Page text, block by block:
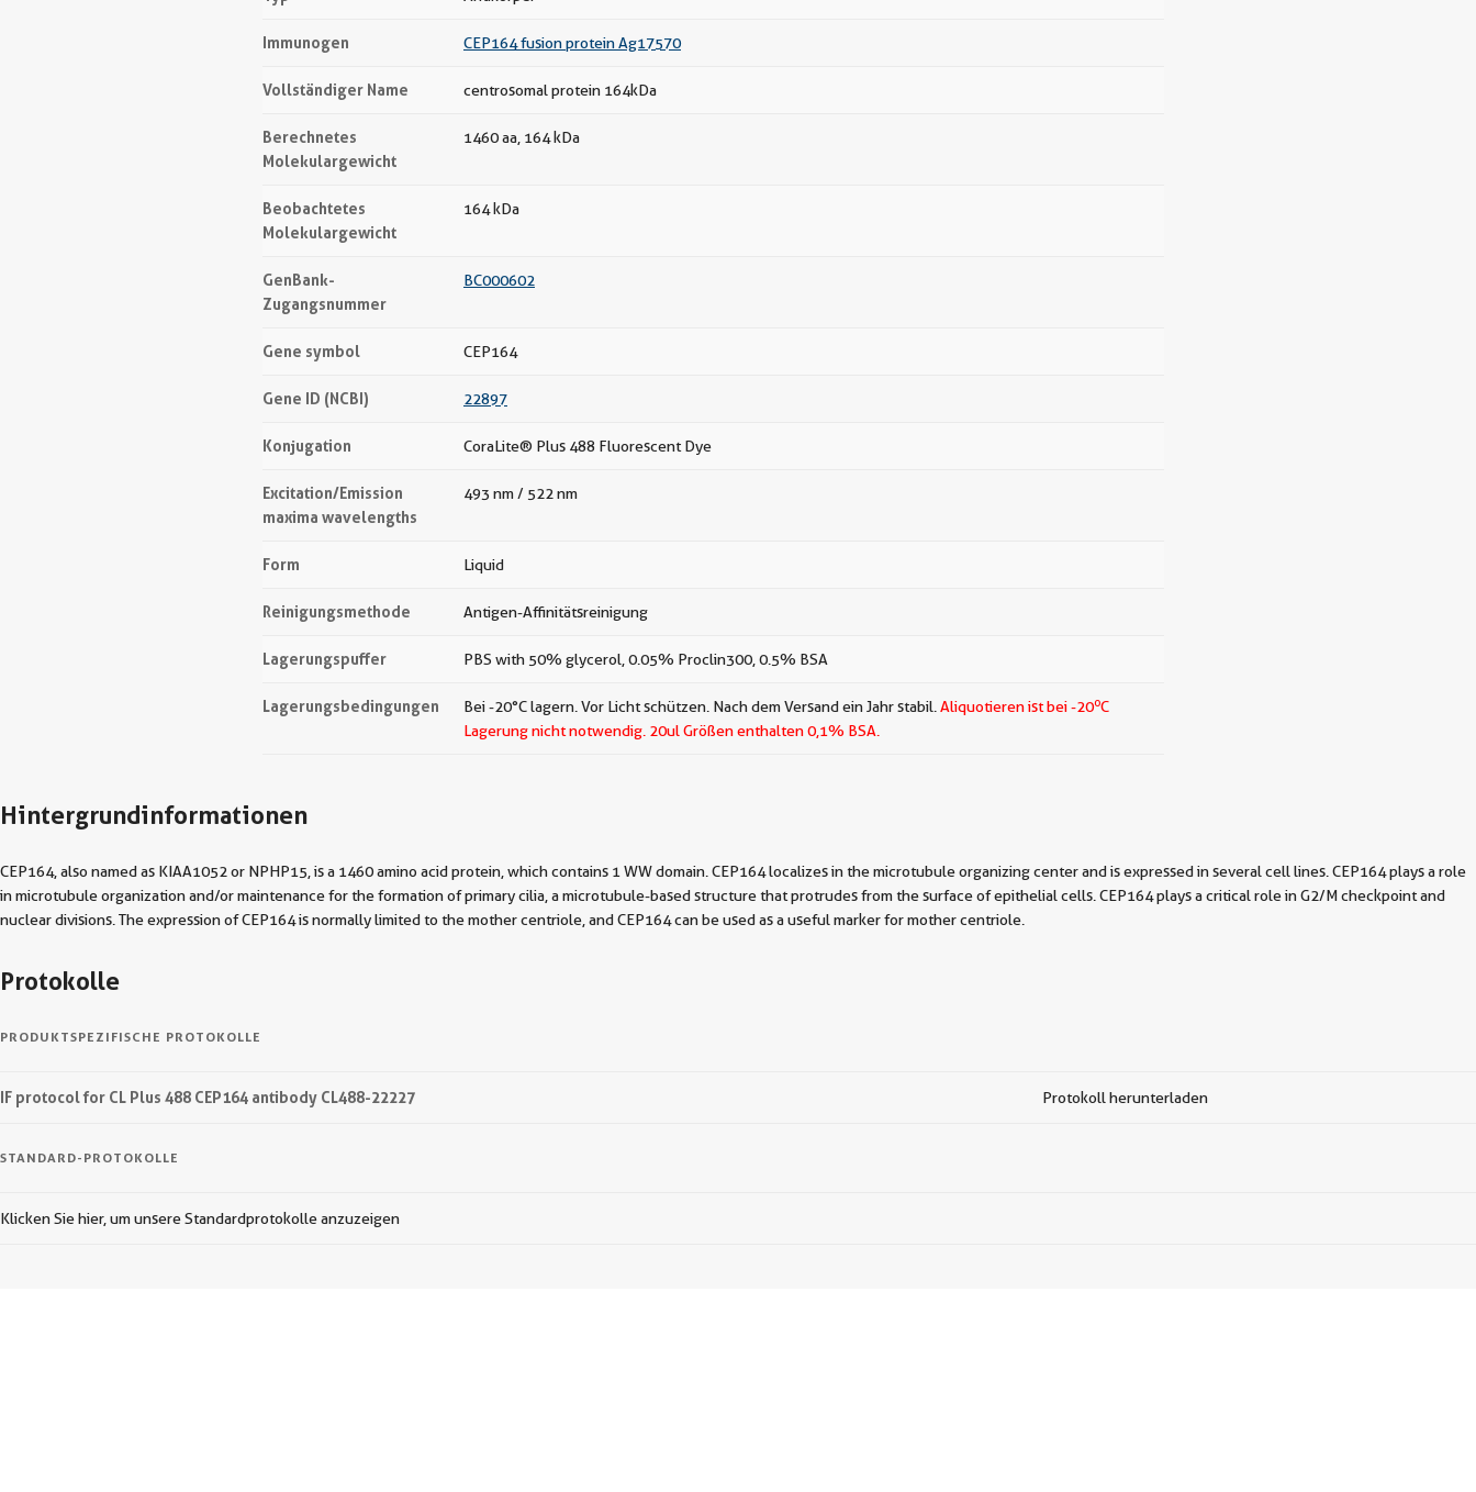
Immunogen CEP164 fusion protein Ag17570
Vollständiger Name centrosomal protein 164kDa
Berechnetes
Molekulargewicht
1460 aa, 164 kDa
Beobachtetes
Molekulargewicht
164 kDa
GenBank-
Zugangsnummer
BC000602
Gene symbol CEP164
Gene ID (NCBI) 22897
Konjugation CoraLite® Plus 488 Fluorescent Dye
Excitation/Emission
maxima wavelengths
493 nm / 522 nm
Form Liquid
Reinigungsmethode Antigen-Affinitätsreinigung
Lagerungspuffer PBS with 50% glycerol, 0.05% Proclin300, 0.5% BSA
Lagerungsbedingungen Bei -20°C lagern. Vor Licht schützen. Nach dem Versand ein Jahr stabil. Aliquotieren ist bei -20oC
Lagerung nicht notwendig. 20ul Größen enthalten 0,1% BSA.
Hintergrundinformationen
CEP164, also named as KIAA1052 or NPHP15, is a 1460 amino acid protein, which contains 1 WW domain. CEP164 localizes in the microtubule organizing center and is expressed in several cell lines. CEP164 plays a role
in microtubule organization and/or maintenance for the formation of primary cilia, a microtubule-based structure that protrudes from the surface of epithelial cells. CEP164 plays a critical role in G2/M checkpoint and
nuclear divisions. The expression of CEP164 is normally limited to the mother centriole, and CEP164 can be used as a useful marker for mother centriole.
Protokolle
PRODUKTSPEZIFISCHE PROTOKOLLE
IF protocol for CL Plus 488 CEP164 antibody CL488-22227 Protokoll herunterladen
STANDARD-PROTOKOLLE
Klicken Sie hier, um unsere Standardprotokolle anzuzeigen